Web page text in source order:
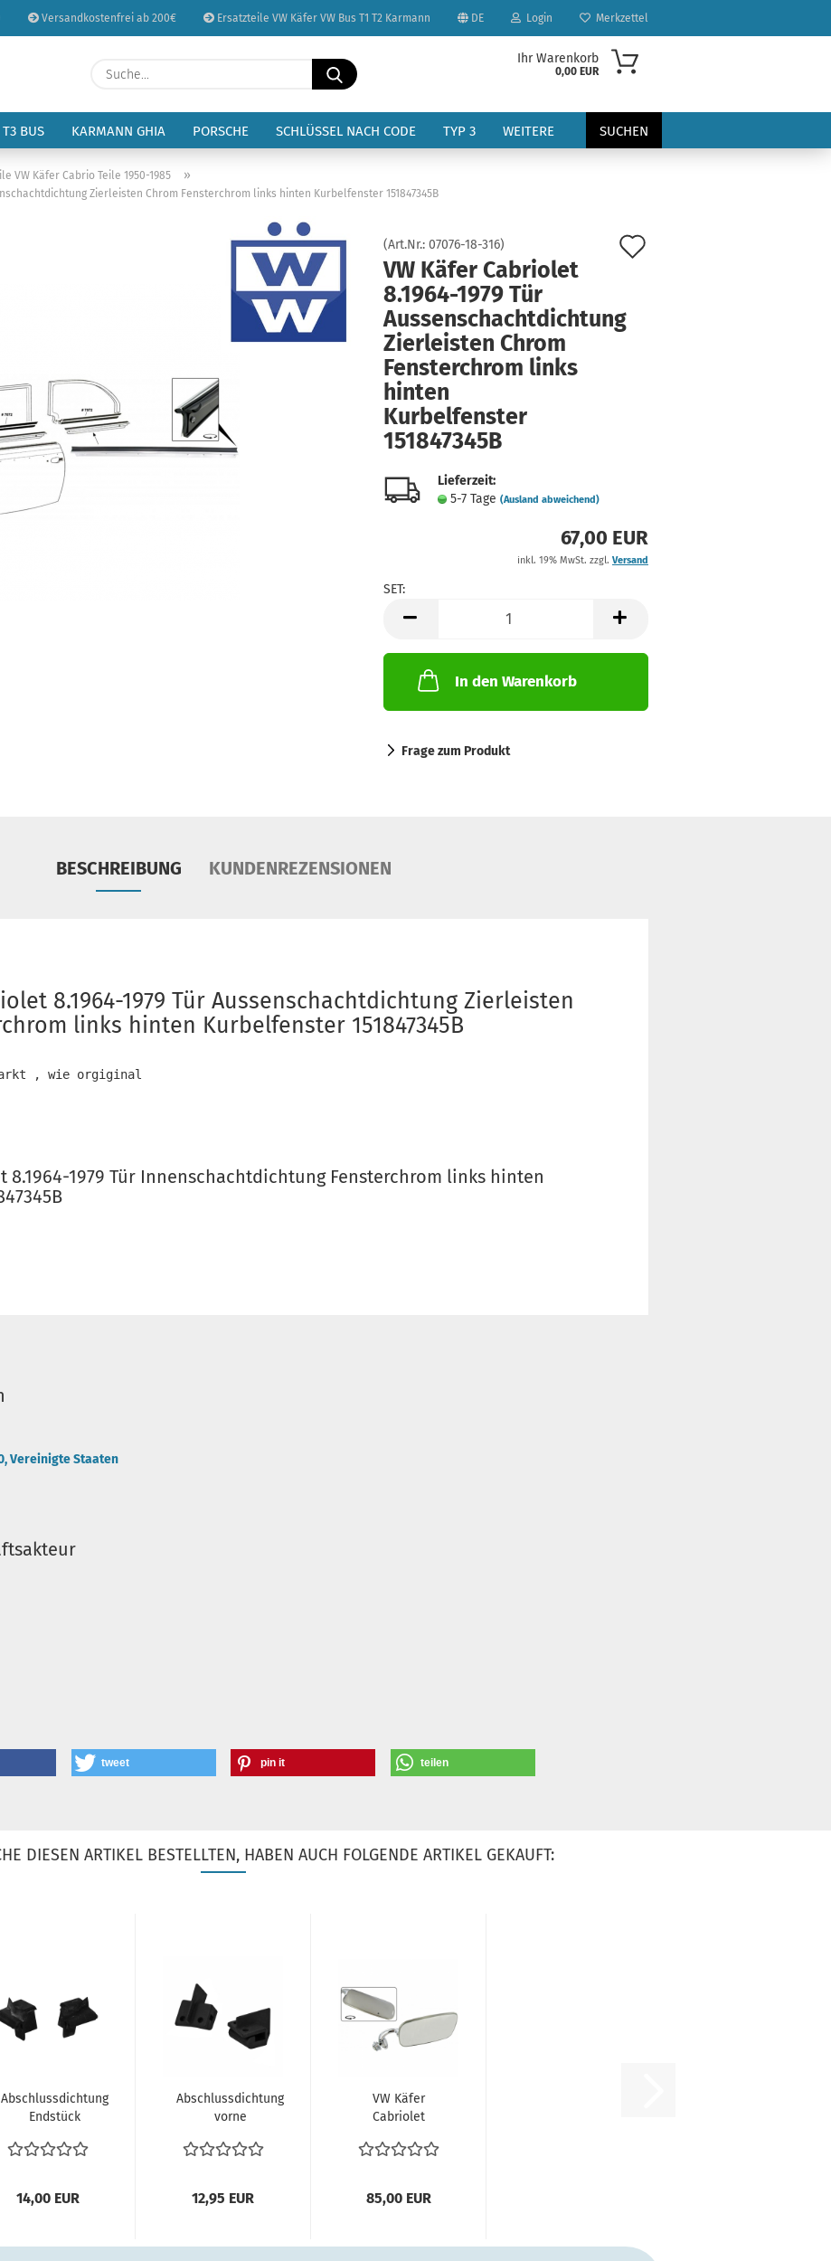
Versandkostenfrei ab 200€ Ersatzteile VW Käfer VW Bus T1 T2 Karmann DE
Sprache auswählen
Lieferland
Login
Konto erstellen
Passwort vergessen?
Merkzettel
Suche...
Ihr Warenkorb
0,00 EUR
T3 BUS KARMANN GHIA PORSCHE SCHLÜSSEL NACH CODE TYP 3 SUCHEN
WEITERE
VW Käfer Cabrio Teile 1950-1985 »
Zierleisten Chrom Fensterchrom links hinten Kurbelfenster 151847345B
(Art.Nr.: 07076-18-316)
VW Käfer Cabriolet
8.1964-1979 Tür
Aussenschachtdichtung
Zierleisten Chrom
Fensterchrom links
hinten
Kurbelfenster
151847345B
Lieferzeit:
5-7 Tage (Ausland abweichend)
67,00 EUR
inkl. 19% MwSt. zzgl. Versand
SET:
In den Warenkorb
Frage zum Produkt
BESCHREIBUNG KUNDENREZENSIONEN
8.1964-1979 Tür Aussenschachtdichtung Zierleisten
links hinten Kurbelfenster 151847345B
, wie orgiginal
8.1964-1979 Tür Innenschachtdichtung Fensterchrom links hinten
Vereinigte Staaten
tweet pin it teilen
DIESEN ARTIKEL BESTELLTEN, HABEN AUCH FOLGENDE ARTIKEL GEKAUFT:
Abschlussdichtung
Endstück
hinten...
14,00 EUR
Abschlussdichtung
vorne
Käfer Cabrio...
12,95 EUR
VW Käfer
Cabriolet
Aussenspiegel
85,00 EUR